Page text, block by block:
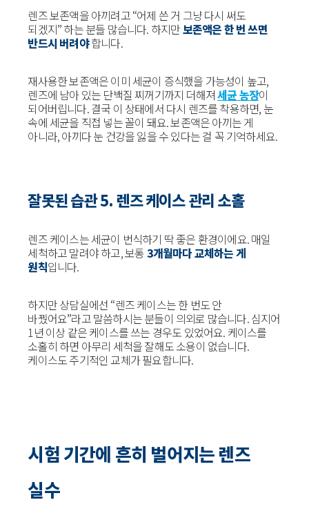
렌즈 보존액을 아끼려고 “어제 쓴 거 그냥 다시 써도
되겠지” 하는 분들 많습니다. 하지만보존액은 한 번 쓰면
반드시 버려야합니다.
재사용한 보존액은 이미 세균이 증식했을 가능성이 높고,
렌즈에 남아 있는 단백질 찌꺼기까지 더해져세균 농장이
되어버립니다. 결국 이 상태에서 다시 렌즈를 착용하면, 눈
속에 세균을 직접 넣는 꼴이 돼요. 보존액은 아끼는 게
아니라, 아끼다 눈 건강을 잃을 수 있다는 걸 꼭 기억하세요.
잘못된 습관 5. 렌즈 케이스 관리 소홀
렌즈 케이스는 세균이 번식하기 딱 좋은 환경이에요. 매일
세척하고 말려야 하고, 보통 3개월마다 교체하는 게
원칙입니다.
하지만 상담실에선 “렌즈 케이스는 한 번도 안
바꿨어요”라고 말씀하시는 분들이 의외로 많습니다. 심지어
1년 이상 같은 케이스를 쓰는 경우도 있었어요. 케이스를
소홀히 하면 아무리 세척을 잘해도 소용이 없습니다.
케이스도 주기적인 교체가 필요합니다.
시험 기간에 흔히 벌어지는 렌즈
실수